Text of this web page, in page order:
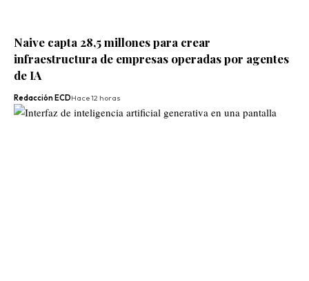
Naive capta 28,5 millones para crear
infraestructura de empresas operadas por agentes
de IA
Redacción ECDHace 12 horas